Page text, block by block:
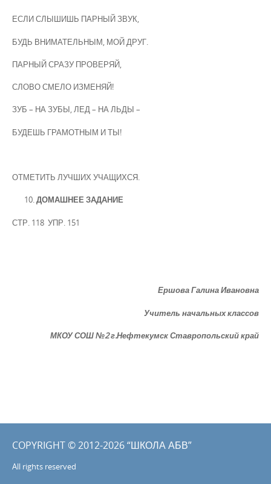
ЕСЛИ СЛЫШИШЬ ПАРНЫЙ ЗВУК,
БУДЬ ВНИМАТЕЛЬНЫМ, МОЙ ДРУГ.
ПАРНЫЙ СРАЗУ ПРОВЕРЯЙ,
СЛОВО СМЕЛО ИЗМЕНЯЙ!
ЗУБ – НА ЗУБЫ, ЛЕД – НА ЛЬДЫ –
БУДЕШЬ ГРАМОТНЫМ И ТЫ!
ОТМЕТИТЬ ЛУЧШИХ УЧАЩИХСЯ.
ДОМАШНЕЕ ЗАДАНИЕ
СТР. 118 УПР. 151
Ершова Галина Ивановна
Учитель начальных классов
МКОУ СОШ №2г.НефтекумскСтавропольский край
COPYRIGHT © 2012-2026 “ШКОЛА АБВ”
All rights reserved